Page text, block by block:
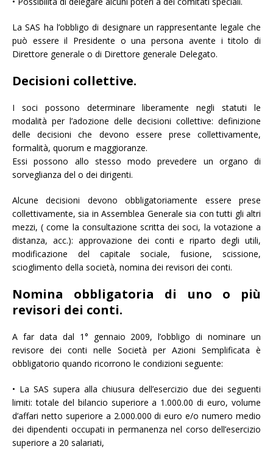
La SAS ha l’obbligo di designare un rappresentante legale che
può essere il Presidente o una persona avente i titolo di
Direttore generale o di Direttore generale Delegato.
Decisioni collettive.
I soci possono determinare liberamente negli statuti le
modalità per l’adozione delle decisioni collettive: definizione
delle decisioni che devono essere prese collettivamente,
formalità, quorum e maggioranze.
Essi possono allo stesso modo prevedere un organo di
sorveglianza del o dei dirigenti.
Alcune decisioni devono obbligatoriamente essere prese
collettivamente, sia in Assemblea Generale sia con tutti gli altri
mezzi, ( come la consultazione scritta dei soci, la votazione a
distanza, acc.): approvazione dei conti e riparto degli utili,
modificazione del capitale sociale, fusione, scissione,
scioglimento della società, nomina dei revisori dei conti.
Nomina obbligatoria di uno o più
revisori dei conti.
A far data dal 1° gennaio 2009, l’obbligo di nominare un
revisore dei conti nelle Società per Azioni Semplificata è
obbligatorio quando ricorrono le condizioni seguente:
• La SAS supera alla chiusura dell’esercizio due dei seguenti
limiti: totale del bilancio superiore a 1.000.00 di euro, volume
d’affari netto superiore a 2.000.000 di euro e/o numero medio
dei dipendenti occupati in permanenza nel corso dell’esercizio
superiore a 20 salariati,